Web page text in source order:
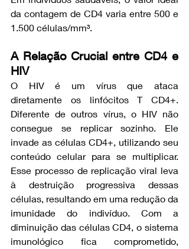
da contagem de CD4 varia entre 500 e
1.500 células/mm³.
A Relação Crucial entre CD4 e
HIV
O HIV é um vírus que ataca
diretamente os linfócitos T CD4+.
Diferente de outros vírus, o HIV não
consegue se replicar sozinho. Ele
invade as células CD4+, utilizando seu
conteúdo celular para se multiplicar.
Esse processo de replicação viral leva
à destruição progressiva dessas
células, resultando em uma redução da
imunidade do indivíduo. Com a
diminuição das células CD4, o sistema
imunológico fica comprometido,